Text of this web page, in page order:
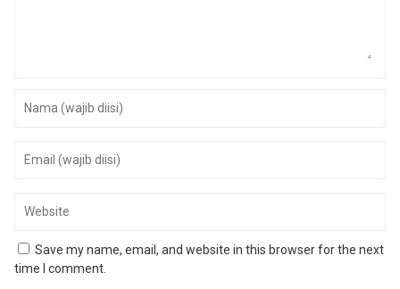
Save my name, email, and website in this browser for the next
time I comment.